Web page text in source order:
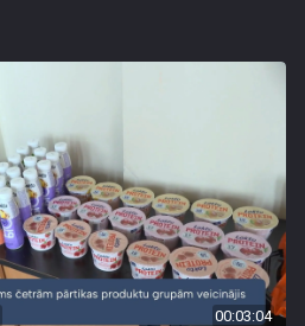
00:03:04